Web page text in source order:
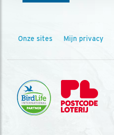
Onze sites Mijn privacy